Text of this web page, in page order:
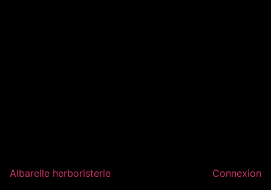
Albarelle herboristerie Connexion